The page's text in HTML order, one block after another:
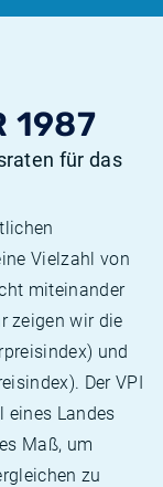
1987
für das
Vielzahl von
miteinander
zeigen wir die
und
Der VPI
Landes
Maß, um
zu